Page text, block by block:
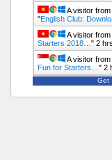
A visitor from
"English Club:
A visitor from
Starters 2018… " 2
A visitor from
Fun for Starters… " 2
Get